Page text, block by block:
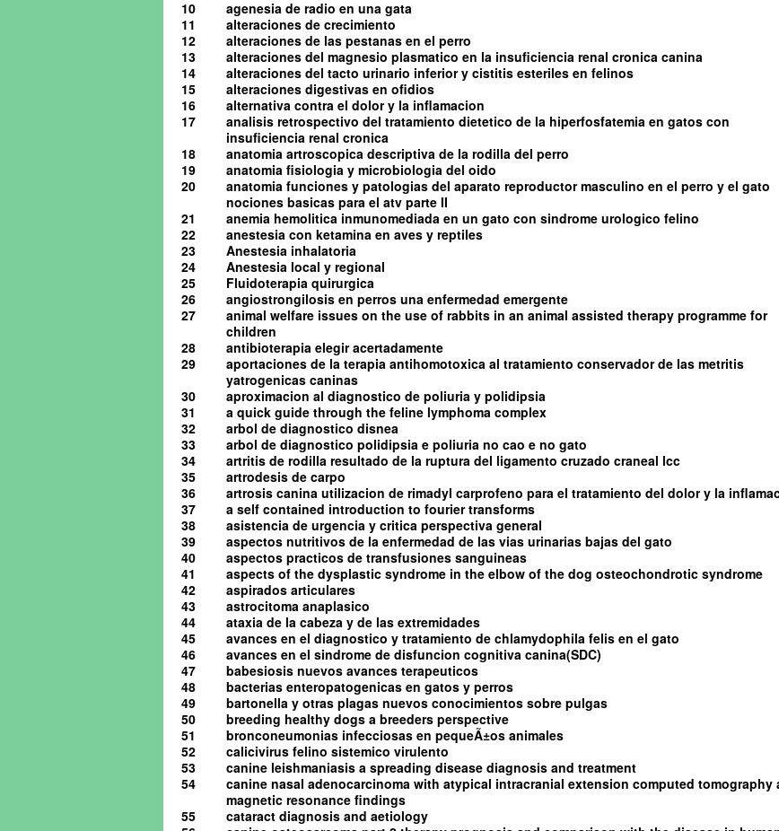
10
agenesia de radio en una gata
11
alteraciones de crecimiento
12
alteraciones de las pestanas en el perro
13
alteraciones del magnesio plasmatico en la insuficiencia renal cronica canina
14
alteraciones del tacto urinario inferior y cistitis esteriles en felinos
15
alteraciones digestivas en ofidios
16
alternativa contra el dolor y la inflamacion
17
analisis retrospectivo del tratamiento dietetico de la hiperfosfatemia en gatos con
insuficiencia renal cronica
18
anatomia artroscopica descriptiva de la rodilla del perro
19
anatomia fisiologia y microbiologia del oido
20
anatomia funciones y patologias del aparato reproductor masculino en el perro y el gato
nociones basicas para el atv parte II
21
anemia hemolitica inmunomediada en un gato con sindrome urologico felino
22
anestesia con ketamina en aves y reptiles
23
Anestesia inhalatoria
24
Anestesia local y regional
25
Fluidoterapia quirurgica
26
angiostrongilosis en perros una enfermedad emergente
27
animal welfare issues on the use of rabbits in an animal assisted therapy programme for
children
28
antibioterapia elegir acertadamente
29
aportaciones de la terapia antihomotoxica al tratamiento conservador de las metritis
yatrogenicas caninas
30
aproximacion al diagnostico de poliuria y polidipsia
31
a quick guide through the feline lymphoma complex
32
arbol de diagnostico disnea
33
arbol de diagnostico polidipsia e poliuria no cao e no gato
34
artritis de rodilla resultado de la ruptura del ligamento cruzado craneal lcc
35
artrodesis de carpo
36
artrosis canina utilizacion de rimadyl carprofeno para el tratamiento del dolor y la
37
a self contained introduction to fourier transforms
38
asistencia de urgencia y critica perspectiva general
39
aspectos nutritivos de la enfermedad de las vias urinarias bajas del gato
40
aspectos practicos de transfusiones sanguineas
41
aspects of the dysplastic syndrome in the elbow of the dog osteochondrotic syndrome
42
aspirados articulares
43
astrocitoma anaplasico
44
ataxia de la cabeza y de las extremidades
45
avances en el diagnostico y tratamiento de chlamydophila felis en el gato
46
avances en el sindrome de disfuncion cognitiva canina(SDC)
47
babesiosis nuevos avances terapeuticos
48
bacterias enteropatogenicas en gatos y perros
49
bartonella y otras plagas nuevos conocimientos sobre pulgas
50
breeding healthy dogs a breeders perspective
51
bronconeumonias infecciosas en pequeÃ±os animales
52
calicivirus felino sistemico virulento
53
canine leishmaniasis a spreading disease diagnosis and treatment
54
canine nasal adenocarcinoma with atypical intracranial extension computed tomography
magnetic resonance findings
55
cataract diagnosis and aetiology